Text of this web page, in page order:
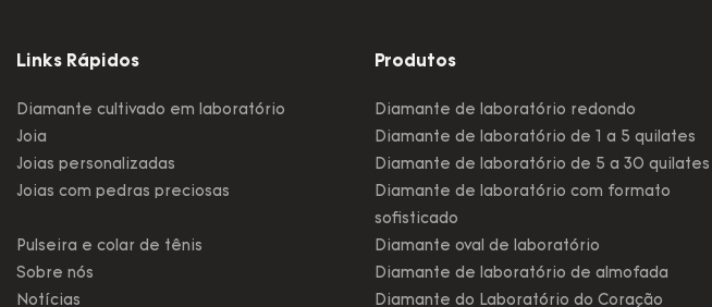
Links Rápidos
Diamante cultivado em laboratório
Joia
Joias personalizadas
Joias com pedras preciosas
Pulseira e colar de tênis
Sobre nós
Notícias
Produtos
Diamante de laboratório redondo
Diamante de laboratório de 1 a 5 quilates
Diamante de laboratório de 5 a 30 quilates
Diamante de laboratório com formato
sofisticado
Diamante oval de laboratório
Diamante de laboratório de almofada
Diamante do Laboratório do Coração